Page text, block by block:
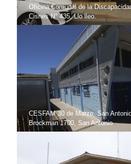
Oficina Comunal de la
Cisnes N° 435, Llo lleo.
CESFAM 30 de Marzo, San
Brockman 1700, San Antonio